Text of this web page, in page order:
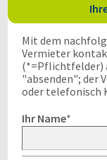
Mit dem
Vermieter
(*=Pflichtfelder)
"absenden"; der
oder telefonisch
Ihr Name*